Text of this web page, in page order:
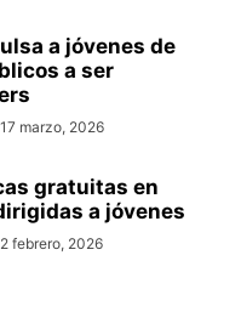
a jóvenes de
a ser
17 marzo, 2026
gratuitas en
a jóvenes
2 febrero, 2026